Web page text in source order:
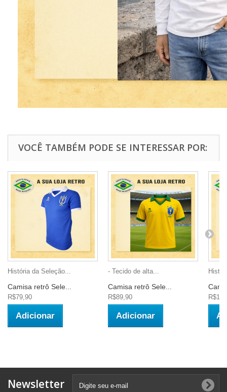
VOCÊ TAMBÉM PODE SE INTERESSAR POR:
História da Seleção...
Camisa retrô Sele...
R$79,90
Adicionar
- Tecido de alta...
Camisa retrô Sele...
R$89,90
Adicionar
Newsletter